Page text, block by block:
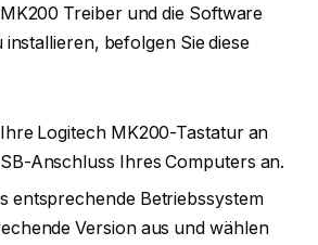
Treiber und die Software
befolgen Sie diese
Logitech MK200-Tastatur an
Anschluss Ihres Computers an.
entsprechende Betriebssystem
Version aus und wählen